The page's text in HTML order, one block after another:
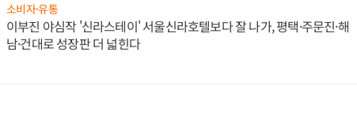
소비자·유통
이부진 야심작 '신라스테이' 서울신라호텔보다 잘 나가, 평택·주문진·해
남·건대로 성장판 더 넓힌다